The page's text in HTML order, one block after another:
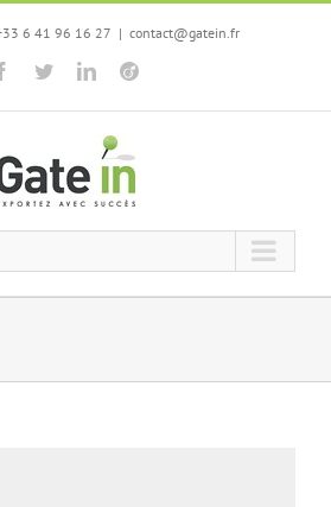
6 41 96 16 27 | contact@gatein.fr
Facebook
TwitterLinkedIn
Viadeo